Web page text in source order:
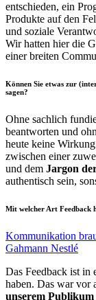
entschieden, ein
Produkte auf den
und soziale
Wir hatten hier die
einer breiten
Können Sie etwas zur
sagen?
Ohne sachlich
beantworten und
heute keine
zwischen einer
und dem Jargon
authentisch sein,
Mit welcher Art Feedback
Kommunikation
Gahmann Nestlé
Das Feedback ist in
haben. Das war vor
unserem Publikum